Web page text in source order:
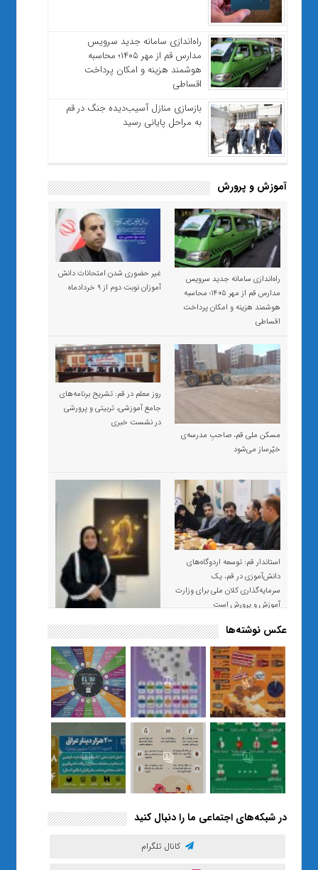
راه‌اندازی سامانه جدید سرویس
مدارس قم از مهر ۱۴۰۵؛ محاسبه
هوشمند هزینه و امکان پرداخت
اقساطی
بازسازی منازل آسیب‌دیده جنگ در قم
به مراحل پایانی رسید
آموزش و پرورش
راه‌اندازی سامانه جدید سرویس
مدارس قم از مهر ۱۴۰۵؛ محاسبه
هوشمند هزینه و امکان پرداخت
اقساطی
غیر حضوری شدن امتحانات دانش
آموزان نوبت دوم از ۹ خردادماه
مسکن ملی قم، صاحبِ مدرسه‌ی
خیّرساز می‌شود
روز معلم در قم: تشریح برنامه‌های
جامع آموزشی، تربیتی و پرورشی
در نشست خبری
استاندار قم: توسعه اردوگاه‌های
دانش‌آموزی در قم، یک
سرمایه‌گذاری کلان ملی برای وزارت
آموزش و پرورش است
«صبر و اعتماد؛ روایت معلمی که
نسل Z را از بی‌هدفی به خودباوری
رساند / از یک کلاس ساده در قم تا
حضور مشترک معلم و هنرجویان
در مهم‌ترین گالری قرآنی هوش
مصنوعی تهران
عکس نوشته‌ها
در شبکه‌های اجتماعی ما را دنبال کنید
کانال تلگرام